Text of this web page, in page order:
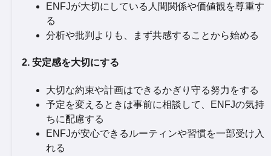
ENFJが大切にしている人間関係や価値観を尊重す
る
分析や批判よりも、まず共感することから始める
2. 安定感を大切にする
大切な約束や計画はできるかぎり守る努力をする
予定を変えるときは事前に相談して、ENFJの気持
ちに配慮する
ENFJが安心できるルーティンや習慣を一部受け入
れる